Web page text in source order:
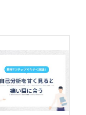
みても良い
職業の参考く